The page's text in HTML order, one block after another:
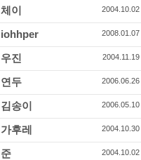
체이 2004.10.02
iohhper 2008.01.07
우진 2004.11.19
연두 2006.06.26
김송이 2006.05.10
가후레 2004.10.30
준 2004.10.02